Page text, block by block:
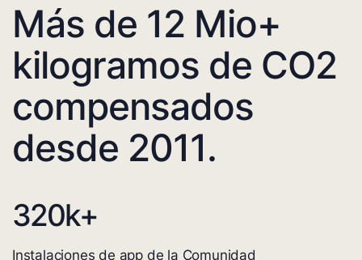
Más de 12 Mio+
kilogramos de CO2
compensados
desde 2011.
320k+
Instalaciones de app de la Comunidad